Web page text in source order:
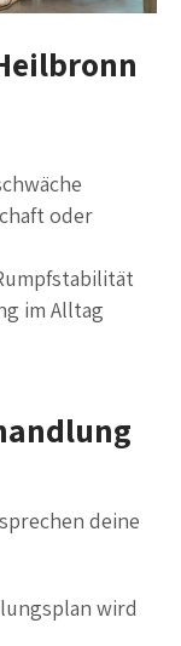
oder
im Alltag
deine
wird